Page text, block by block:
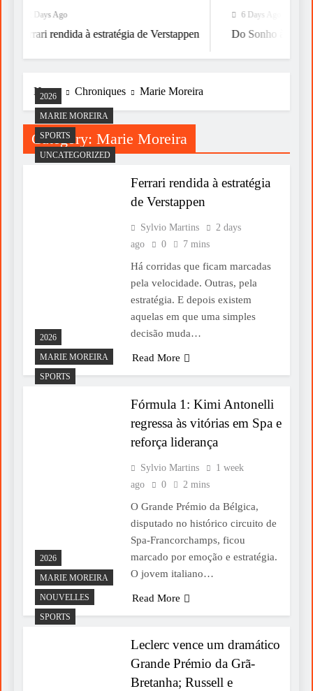
2 Days Ago
Ferrari rendida à estratégia de Verstappen
6 Days Ago
Do Sonho à Vitória
Home Chroniques Marie Moreira
Category: Marie Moreira
2026
MARIE MOREIRA
SPORTS
UNCATEGORIZED
Ferrari rendida à estratégia
de Verstappen
Sylvio Martins
2 days
ago
0 7 mins
Há corridas que ficam marcadas
pela velocidade. Outras, pela
estratégia. E depois existem
aquelas em que uma simples
decisão muda…
Read More
2026
MARIE MOREIRA
SPORTS
Fórmula 1: Kimi Antonelli
regressa às vitórias em Spa e
reforça liderança
Sylvio Martins
1 week
ago
0 2 mins
O Grande Prémio da Bélgica,
disputado no histórico circuito de
Spa-Francorchamps, ficou
marcado por emoção e estratégia.
O jovem italiano…
Read More
2026
MARIE MOREIRA
NOUVELLES
SPORTS
Leclerc vence um dramático
Grande Prémio da Grã-
Bretanha; Russell e